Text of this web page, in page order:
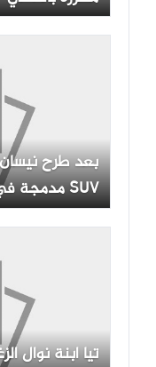
SUV مدمجة في مصر
تيا ابنة نوال